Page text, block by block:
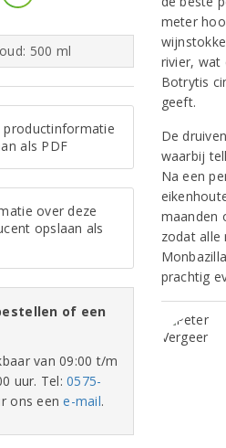
500 ml
productinformatie
als PDF
over deze
opslaan als
of een
van 09:00 t/m
uur. Tel:0575-
ons eene-mail.
meter
rivier, wat
Botrytis
geeft.
De
waarbij
Na een
maanden
zodat alle
prachtig